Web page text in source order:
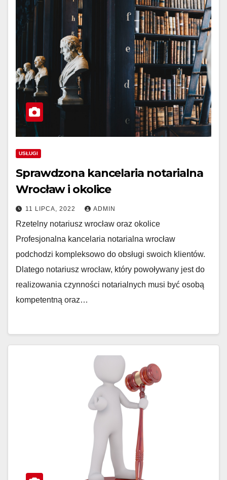
USŁUGI
Sprawdzona kancelaria notarialna
Wrocław i okolice
11 LIPCA, 2022 ADMIN
Rzetelny notariusz wrocław oraz okolice
Profesjonalna kancelaria notarialna wrocław
podchodzi kompleksowo do obsługi swoich klientów.
Dlatego notariusz wrocław, który powoływany jest do
realizowania czynności notarialnych musi być osobą
kompetentną oraz…